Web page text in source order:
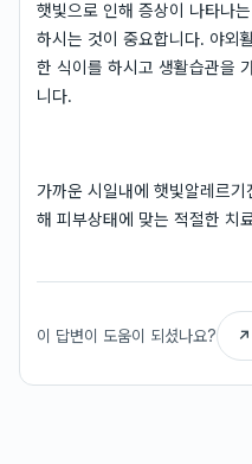
햇빛으로 인해 증상이 나타나
하시는 것이 중요합니다. 야외
한 식이를 하시고 생활습관을
니다.
가까운 시일내에 햇빛알레르
해 피부상태에 맞는 적절한 치
이 답변이 도움이 되셨나요? ↗